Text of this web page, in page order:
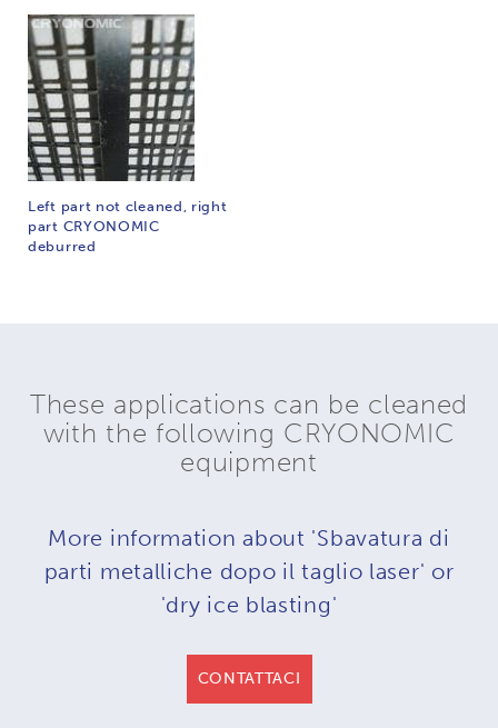
Left part not cleaned, right
part CRYONOMIC
deburred
These applications can be cleaned
with the following CRYONOMIC
equipment
More information about 'Sbavatura di
parti metalliche dopo il taglio laser' or
'dry ice blasting'
CONTATTACI